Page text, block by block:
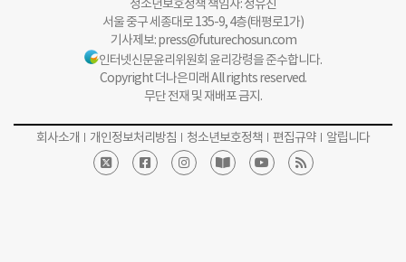
청소년보호정책 책임자: 정유진
서울 중구 세종대로 135-9, 4층(태평로1가)
기사제보:press@futurechosun.com
인터넷신문윤리위원회 윤리강령을 준수합니다.
Copyright 더나은미래 All rights reserved.
무단 전재 및 재배포 금지.
회사소개 개인정보처리방침 청소년보호정책 편집규약 알립니다